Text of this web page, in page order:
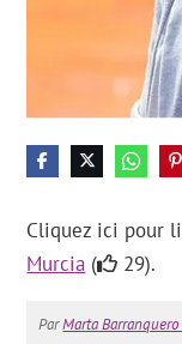
Cliquez ici pour
Murcia ( 29).
ParMarta Barranquero